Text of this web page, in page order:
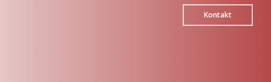
Kontakt